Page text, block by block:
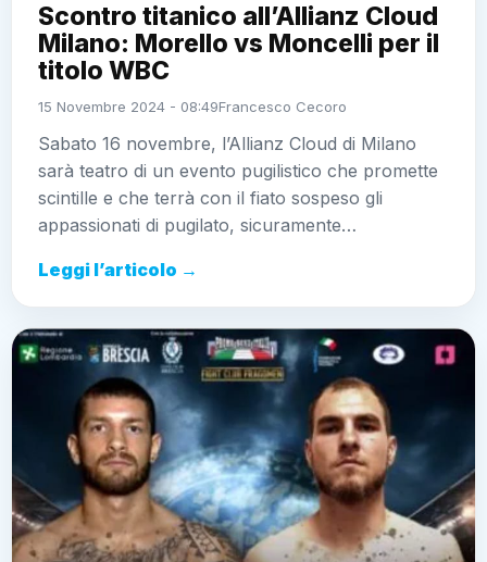
Scontro titanico all’Allianz Cloud
Milano: Morello vs Moncelli per il
titolo WBC
15 Novembre 2024 - 08:49Francesco Cecoro
Sabato 16 novembre, l’Allianz Cloud di Milano
sarà teatro di un evento pugilistico che promette
scintille e che terrà con il fiato sospeso gli
appassionati di pugilato, sicuramente…
Leggi l’articolo →